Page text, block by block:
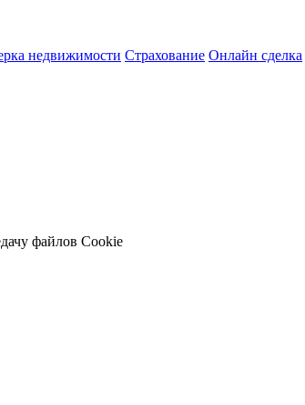
недвижимости Страхование Онлайн сделка
файлов Cookie